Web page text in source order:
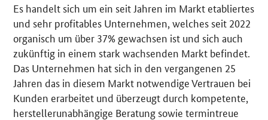
Details
Es handelt sich um ein seit Jahren im Markt etabliertes
und sehr profitables Unternehmen, welches seit 2022
organisch um über 37% gewachsen ist und sich auch
zukünftig in einem stark wachsenden Markt befindet.
Das Unternehmen hat sich in den vergangenen 25
Jahren das in diesem Markt notwendige Vertrauen bei
Kunden erarbeitet und überzeugt durch kompetente,
herstellerunabhängige Beratung sowie termintreue